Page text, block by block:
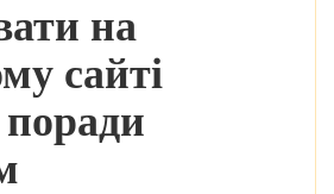
на
сайті